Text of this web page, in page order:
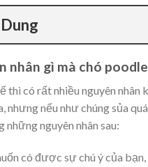
nhân gì mà chó
thì có rất nhiều nguyên nhân
nhưng nếu như chúng sủa
những nguyên nhân sau:
có được sự chú ý của